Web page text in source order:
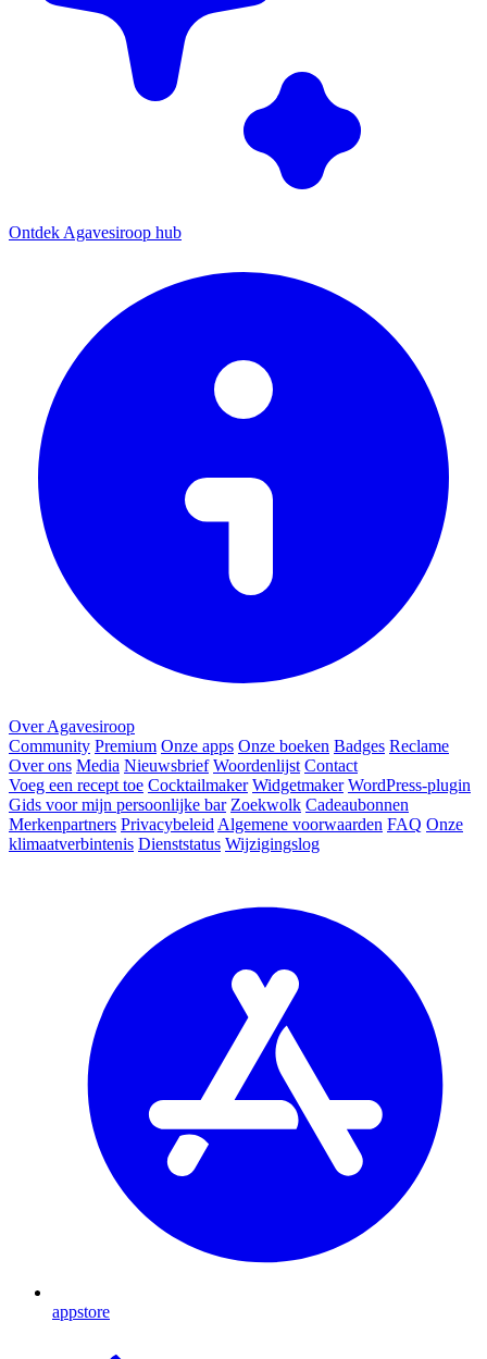
Ontdek Agavesiroop hub
Over Agavesiroop
Community Premium Onze apps Onze boeken Badges Reclame
Over ons Media Nieuwsbrief Woordenlijst Contact
Voeg een recept toe Cocktailmaker Widgetmaker WordPress-plugin
Gids voor mijn persoonlijke bar Zoekwolk Cadeaubonnen
Merkenpartners Privacybeleid Algemene voorwaarden FAQ Onze
klimaatverbintenis Dienststatus Wijzigingslog
appstore